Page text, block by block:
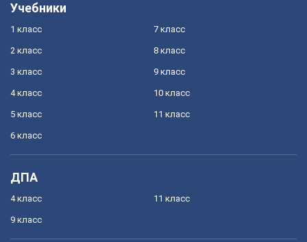
Учебники
1 класс
2 класс
3 класс
4 класс
5 класс
6 класс
7 класс
8 класс
9 класс
10 класс
11 класс
ДПА
4 класс
9 класс
11 класс